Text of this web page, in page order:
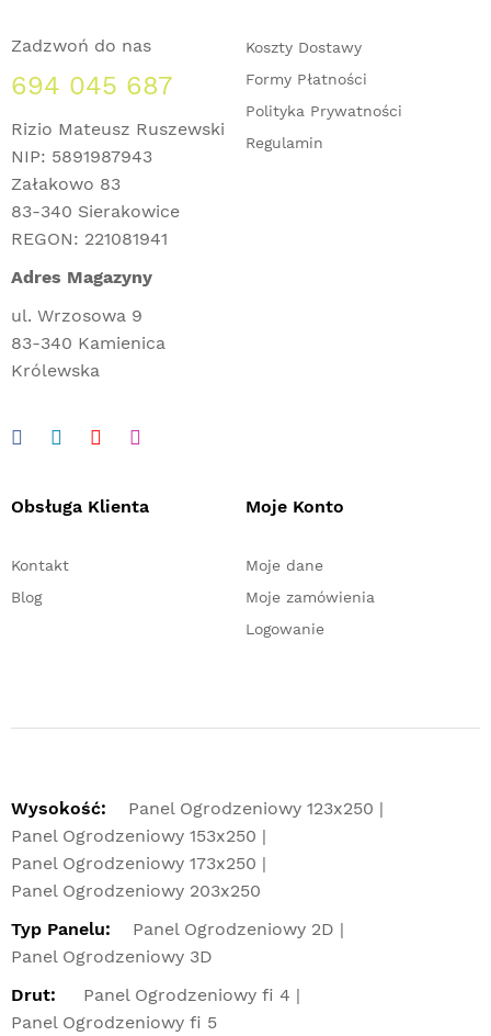
Zadzwoń do nas
694 045 687
Rizio Mateusz Ruszewski
NIP: 5891987943
Załakowo 83
83-340 Sierakowice
REGON: 221081941
Adres Magazyny
ul. Wrzosowa 9
83-340 Kamienica
Królewska
Koszty Dostawy
Formy Płatności
Polityka Prywatności
Regulamin
Obsługa Klienta
Kontakt
Blog
Moje Konto
Moje dane
Moje zamówienia
Logowanie
Wysokość:
Panel Ogrodzeniowy 123x250
Panel Ogrodzeniowy 153x250
Panel Ogrodzeniowy 173x250
Panel Ogrodzeniowy 203x250
Typ Panelu:
Panel Ogrodzeniowy 2D
Panel Ogrodzeniowy 3D
Drut:
Panel Ogrodzeniowy fi 4
Panel Ogrodzeniowy fi 5